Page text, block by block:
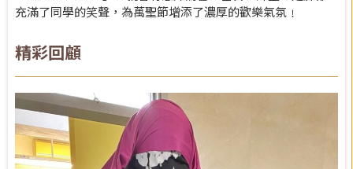
充滿了同學的笑聲，為萬聖節增添了濃厚的歡樂氣氛﹗
精彩回顧